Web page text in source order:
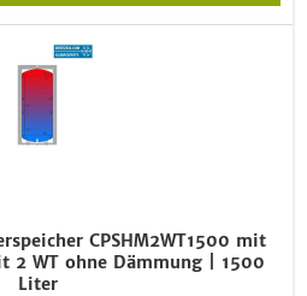
CPSHM2WT1500 mit
2 WT ohne Dämmung | 1500
Liter